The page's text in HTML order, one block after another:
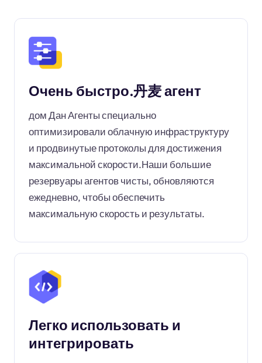
Очень быстро.丹麦 агент
дом Дан Агенты специально
оптимизировали облачную инфраструктуру
и продвинутые протоколы для достижения
максимальной скорости.Наши большие
резервуары агентов чисты, обновляются
ежедневно, чтобы обеспечить
максимальную скорость и результаты.
Легко использовать и
интегрировать